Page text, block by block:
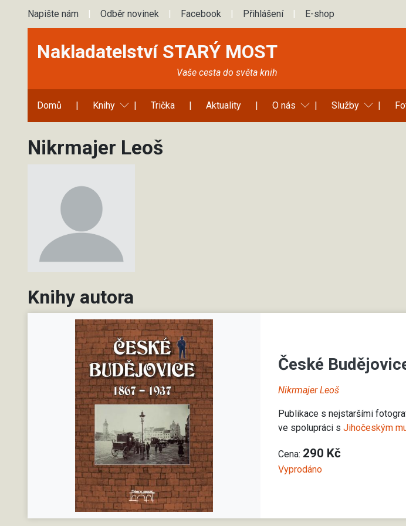
Napište nám | Odběr novinek | Facebook | Přihlášení | E-shop
Nakladatelství STARÝ MOST
Vaše cesta do světa knih
Domů | Knihy | Trička | Aktuality | O nás | Služby |
Nikrmajer Leoš
Knihy autora
České
Nikrmajer Leoš
Publikace s nejstaršími
ve spolupráci s Jihočeským
Cena: 290 Kč
Vyprodáno